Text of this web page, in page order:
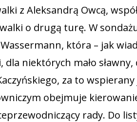
z Aleksandrą Owcą,
o drugą turę. W
która – jak
niektórych mało
za to wspierany
obejmuje
rady. Do